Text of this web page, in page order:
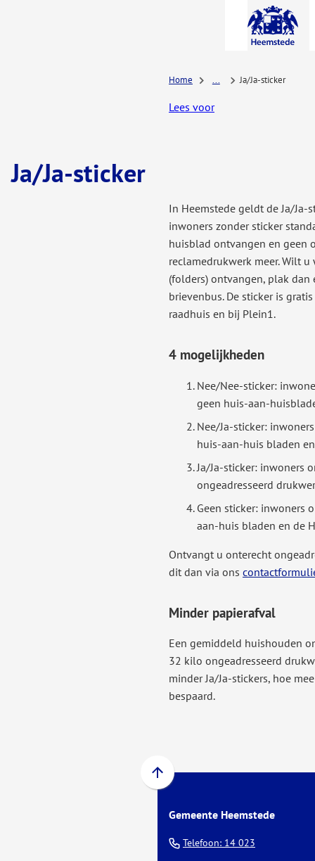
A-Z-
menu
Home Ja/Ja-sticker
Lees voor
Ja/Ja-sticker
In Heemstede geldt de Ja/Ja-
inwoners zonder sticker
huisblad ontvangen en geen
reclamedrukwerk meer. Wilt
(folders) ontvangen, plak dan
brievenbus. De sticker is
raadhuis en bij Plein1.
4 mogelijkheden
Nee/Nee-sticker:
geen huis-aan-
Nee/Ja-sticker:
huis-aan-huis bladen
Ja/Ja-sticker: inwoners
ongeadresseerd
Geen sticker: inwoners
aan-huis bladen en de
Ontvangt u onterecht
dit dan via ons
Minder papierafval
Een gemiddeld huishouden
32 kilo ongeadresseerd
minder Ja/Ja-stickers, hoe
bespaard.
Scroll
boven
het
Gemeente Heemstede
Telefoon: 14 023